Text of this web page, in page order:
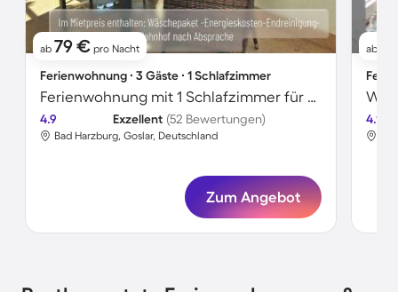
ab 79 € pro Nacht
Ferienwohnung ∙ 3 Gäste ∙ 1 Schlafzimmer
Ferienwohnung mit 1 Schlafzimmer für 3 Personen
4.9 Exzellent (52 Bewertungen)
Bad Harzburg, Goslar, Deutschland
Zum Angebot
ab
4.1